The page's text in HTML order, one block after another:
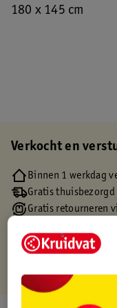
180 x 145 cm
Verkocht en
Binnen 1 werkdag
Gratis thuisbezorgd
Gratis retourneren